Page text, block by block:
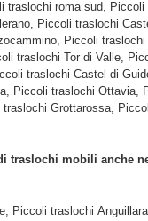
traslochi roma sud,
Piccoli traslochi
Piccoli
traslochi Tor di Valle,
traslochi Castel di
Piccoli traslochi
Grottarossa,
traslochi mobili anche
Piccoli traslochi